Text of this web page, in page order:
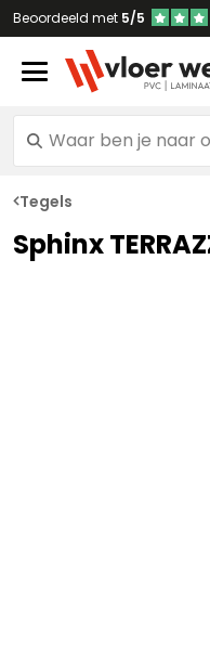
Beoordeeld met 5/5
Tegels
Sphinx